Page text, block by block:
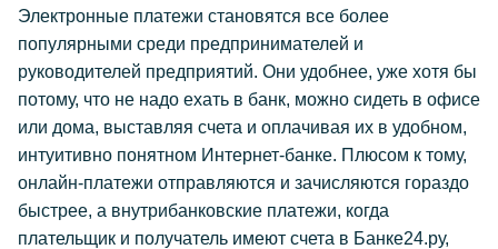
Электронные платежи становятся все более
популярными среди предпринимателей и
руководителей предприятий. Они удобнее, уже хотя бы
потому, что не надо ехать в банк, можно сидеть в офисе
или дома, выставляя счета и оплачивая их в удобном,
интуитивно понятном Интернет-банке. Плюсом к тому,
онлайн-платежи отправляются и зачисляются гораздо
быстрее, а внутрибанковские платежи, когда
плательщик и получатель имеют счета в Банке24.ру,